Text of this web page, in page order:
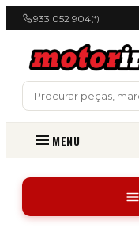
933 052 904(*)
MENU